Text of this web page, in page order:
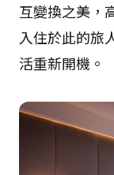
互變換之美，
入住於此的旅
活重新開機。